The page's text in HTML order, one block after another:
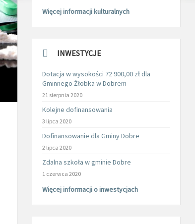
Więcej informacji kulturalnych
INWESTYCJE
Dotacja w wysokości 72 900,00 zł dla
Gminnego Żłobka w Dobrem
21 sierpnia 2020
Kolejne dofinansowania
3 lipca 2020
Dofinansowanie dla Gminy Dobre
2 lipca 2020
Zdalna szkoła w gminie Dobre
1 czerwca 2020
Więcej informacji o inwestycjach